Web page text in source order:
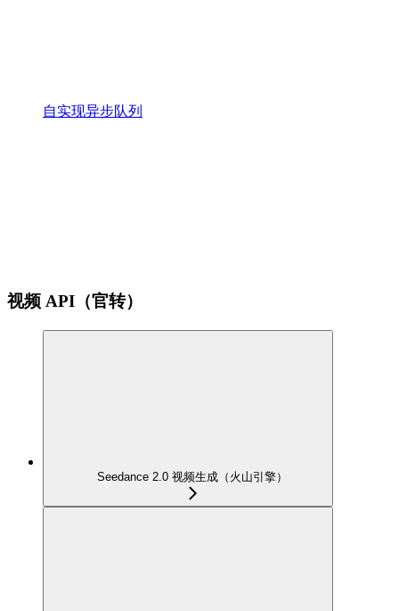
自实现异步队列
视频 API（官转）
Seedance 2.0 视频生成（火山引擎）